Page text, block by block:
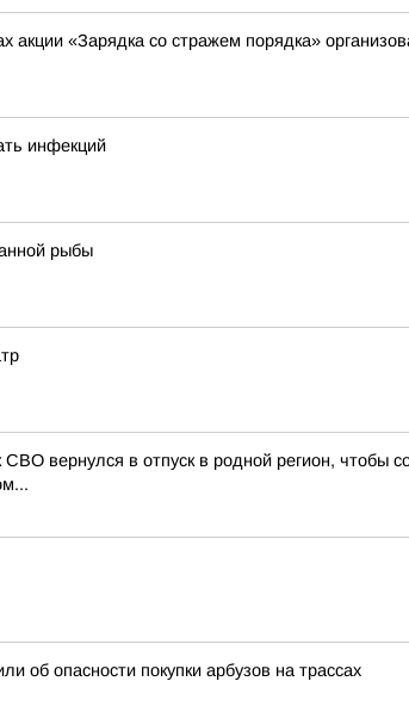
акции «Зарядка со стражем порядка»
инфекций
рыбы
вернулся в отпуск в родной регион, чтобы
об опасности покупки арбузов на трассах